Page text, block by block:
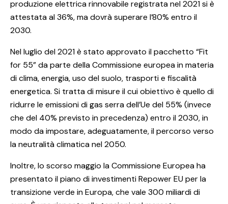
produzione elettrica rinnovabile registrata nel 2021 si è
attestata al 36%, ma dovrà superare l’80% entro il
2030.
Nel luglio del 2021 è stato approvato il pacchetto “Fit
for 55” da parte della Commissione europea in materia
di clima, energia, uso del suolo, trasporti e fiscalità
energetica. Si tratta di misure il cui obiettivo è quello di
ridurre le emissioni di gas serra dell’Ue del 55% (invece
che del 40% previsto in precedenza) entro il 2030, in
modo da impostare, adeguatamente, il percorso verso
la neutralità climatica nel 2050.
Inoltre, lo scorso maggio la Commissione Europea ha
presentato il piano di investimenti Repower EU per la
transizione verde in Europa, che vale 300 miliardi di